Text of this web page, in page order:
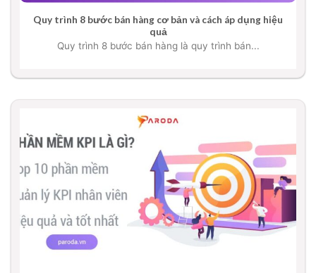
Quy trình 8 bước bán hàng cơ bản và cách áp dụng hiệu
quả
Quy trình 8 bước bán hàng là quy trình bán...